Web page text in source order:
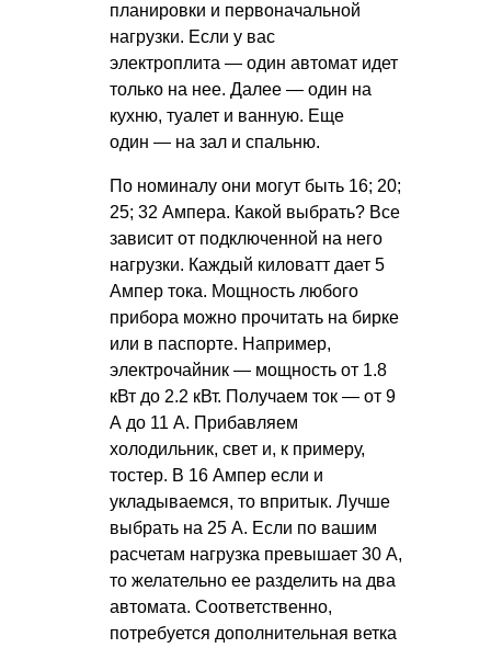
планировки и первоначальной
нагрузки. Если у вас
электроплита — один автомат идет
только на нее. Далее — один на
кухню, туалет и ванную. Еще
один — на зал и спальню.
По номиналу они могут быть 16; 20;
25; 32 Ампера. Какой выбрать? Все
зависит от подключенной на него
нагрузки. Каждый киловатт дает 5
Ампер тока. Мощность любого
прибора можно прочитать на бирке
или в паспорте. Например,
электрочайник — мощность от 1.8
кВт до 2.2 кВт. Получаем ток — от 9
А до 11 А. Прибавляем
холодильник, свет и, к примеру,
тостер. В 16 Ампер если и
укладываемся, то впритык. Лучше
выбрать на 25 А. Если по вашим
расчетам нагрузка превышает 30 А,
то желательно ее разделить на два
автомата. Соответственно,
потребуется дополнительная ветка